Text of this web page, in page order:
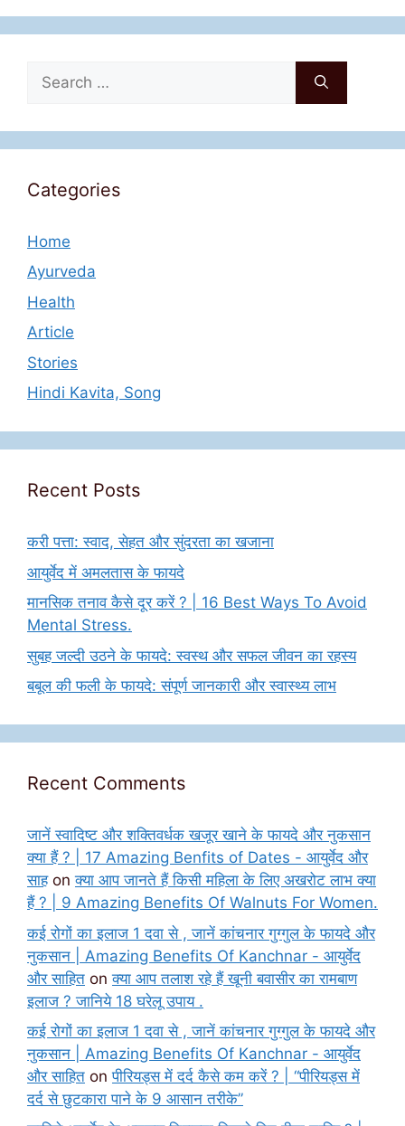
for:
Categories
Home
Ayurveda
Health
Article
Stories
Hindi Kavita, Song
Recent Posts
करी पत्ता: स्वाद, सेहत और सुंदरता का खजाना
आयुर्वेद में अमलतास के फायदे
मानसिक तनाव कैसे दूर करें ? | 16 Best Ways To Avoid
Mental Stress.
सुबह जल्दी उठने के फायदे: स्वस्थ और सफल जीवन का रहस्य
बबूल की फली के फायदे: संपूर्ण जानकारी और स्वास्थ्य लाभ
Recent Comments
जानें स्वादिष्ट और शक्तिवर्धक खजूर खाने के फायदे और नुकसान
क्या हैं ? | 17 Amazing Benfits of Dates - आयुर्वेद और
साहonक्या आप जानते हैं किसी महिला के लिए अखरोट लाभ क्या
हैं ? | 9 Amazing Benefits Of Walnuts For Women.
कई रोगों का इलाज 1 दवा से , जानें कांचनार गुग्गुल के फायदे और
नुकसान | Amazing Benefits Of Kanchnar - आयुर्वेद
और साहित onक्या आप तलाश रहे हैं खूनी बवासीर का रामबाण
इलाज ? जानिये 18 घरेलू उपाय .
कई रोगों का इलाज 1 दवा से , जानें कांचनार गुग्गुल के फायदे और
नुकसान | Amazing Benefits Of Kanchnar - आयुर्वेद
और साहित onपीरियड्स में दर्द कैसे कम करें ? | “पीरियड्स में
दर्द से छुटकारा पाने के 9 आसान तरीके”